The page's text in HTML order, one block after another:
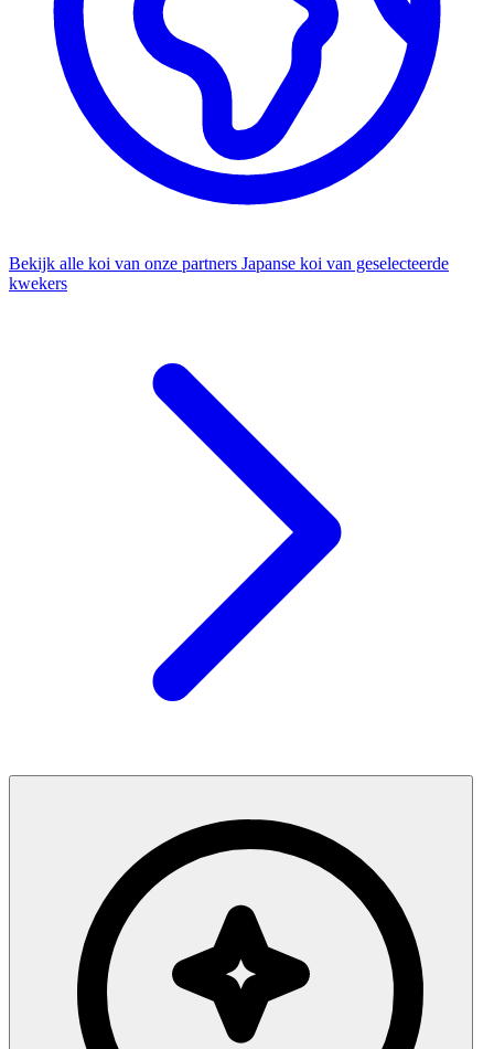
Bekijk alle koi van onze partners Japanse koi van geselecteerde
kwekers